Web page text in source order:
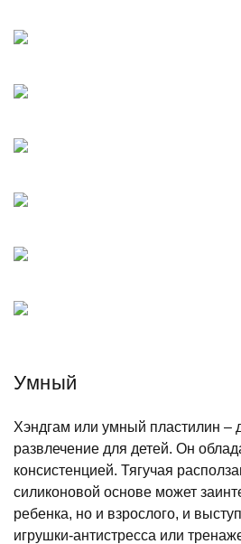
Умный
Хэндгам или умный пластилин –
развлечение для детей. Он
консистенцией. Тягучая
силиконовой основе может
ребенка, но и взрослого, и
игрушки-антистресса или